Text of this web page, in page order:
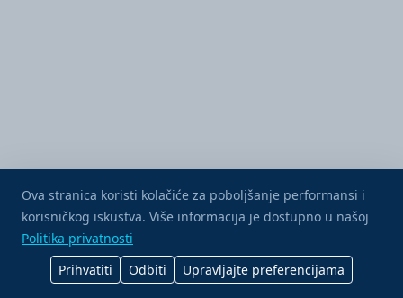
Kupite mi kafu
Ova stranica koristi kolačiće za poboljšanje performansi i
korisničkog iskustva. Više informacija je dostupno u našoj
Politika privatnosti
Prihvatiti
Odbiti Upravljajte preferencijama